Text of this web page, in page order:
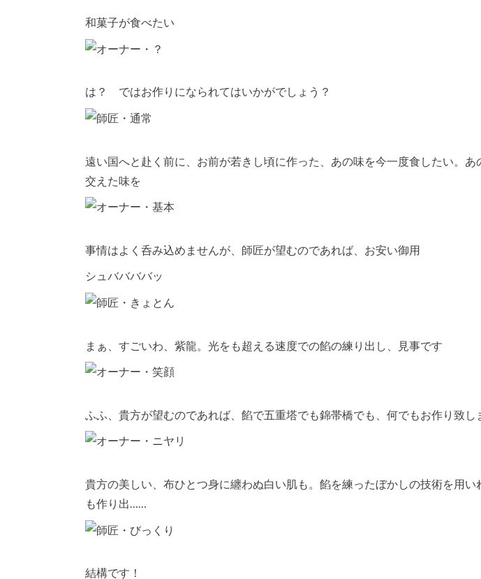
和菓子が食べたい
は？ ではお作りになられてはいかがでしょう？
遠い国へと赴く前に、お前が若きし頃に作った、あの味を今一度食したい。あ
交えた味を
事情はよく呑み込めませんが、師匠が望むのであれば、お安い御用
シュババババッ
まぁ、すごいわ、紫龍。光をも超える速度での餡の練り出し、見事です
ふふ、貴方が望むのであれば、餡で五重塔でも錦帯橋でも、何でもお作り致し
貴方の美しい、布ひとつ身に纏わぬ白い肌も。餡を練ったぼかしの技術を用い
も作り出……
結構です！